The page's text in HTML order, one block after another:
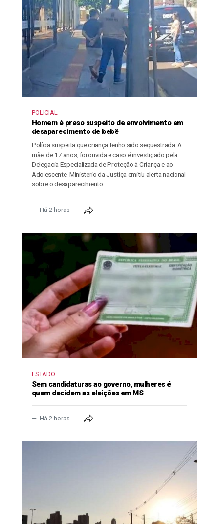
POLICIAL
Homem é preso suspeito de envolvimento em
desaparecimento de bebê
Polícia suspeita que criança tenho sido sequestrada. A
mãe, de 17 anos, foi ouvida e caso é investigado pela
Delegacia Especializada de Proteção à Criança e ao
Adolescente. Ministério da Justiça emitiu alerta nacional
sobre o desaparecimento.
Há 2 horas
ESTADO
Sem candidaturas ao governo, mulheres é
quem decidem as eleições em MS
Há 2 horas